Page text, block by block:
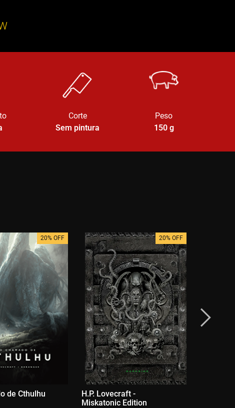
Corte
Sem pintura
Peso
150g
20% OFF
de Cthulhu
20% OFF
H.P. Lovecraft -
Miskatonic Edition